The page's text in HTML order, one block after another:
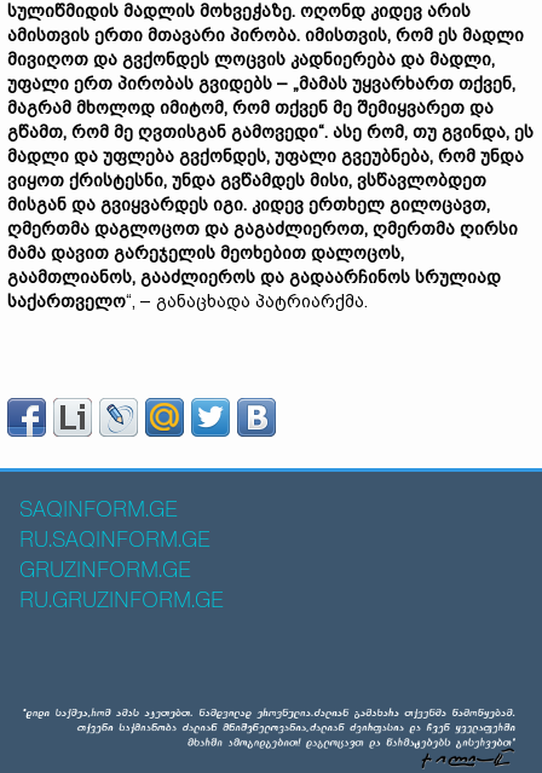
სულიწმიდის მადლის მოხვეჭაზე. ოღონდ კიდევ არის
ამისთვის ერთი მთავარი პირობა. იმისთვის, რომ ეს მადლი
მივიღოთ და გვქონდეს ლოცვის კადნიერება და მადლი,
უფალი ერთ პირობას გვიდებს – „მამას უყვარხართ თქვენ,
მაგრამ მხოლოდ იმიტომ, რომ თქვენ მე შემიყვარეთ და
გწამთ, რომ მე ღვთისგან გამოვედი“. ასე რომ, თუ გვინდა, ეს
მადლი და უფლება გვქონდეს, უფალი გვეუბნება, რომ უნდა
ვიყოთ ქრისტესნი, უნდა გვწამდეს მისი, ვსწავლობდეთ
მისგან და გვიყვარდეს იგი. კიდევ ერთხელ გილოცავთ,
ღმერთმა დაგლოცოთ და გაგაძლიეროთ, ღმერთმა ღირსი
მამა დავით გარეჯელის მეოხებით დალოცოს,
გაამთლიანოს, გააძლიეროს და გადაარჩინოს სრულიად
საქართველო“, – განაცხადა პატრიარქმა.
SAQINFORM.GE
RU.SAQINFORM.GE
GRUZINFORM.GE
RU.GRUZINFORM.GE